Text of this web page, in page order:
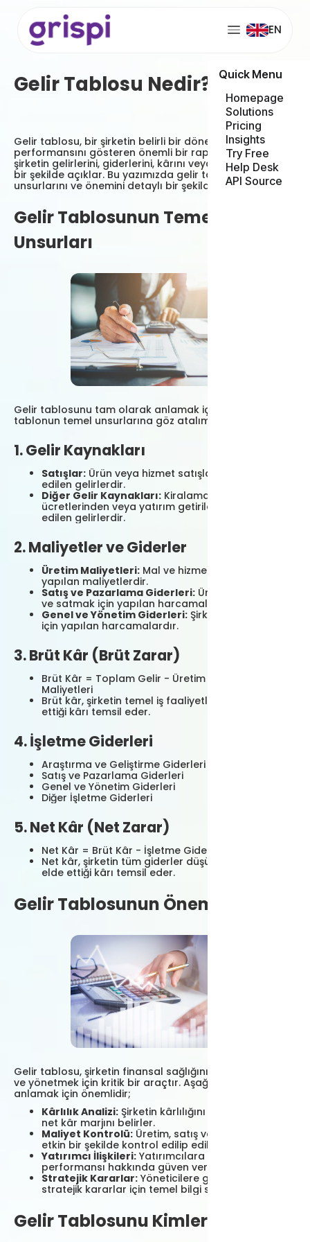
EN
Quick Menu
Homepage
Solutions
Pricing
Insights
Try Free
Help Desk
API Source
Gelir Tablosu Nedir?
Gelir tablosu, bir şirketin belirli bir dönemdeki finansal
performansını gösteren önemli bir rapordur. Bu tablo
şirketin gelirlerini, giderlerini, kârını veya zararını ayrıntılı
bir şekilde açıklar. Bu yazımızda gelir tablosunun temel
unsurlarını ve önemini detaylı bir şekilde inceleyeceğiz.
Gelir Tablosunun Temel
Unsurları
Gelir tablosunu tam olarak anlamak için ilk önce
tablonun temel unsurlarına göz atalım.
1. Gelir Kaynakları
Satışlar: Ürün veya hizmet satışlarından elde
edilen gelirlerdir.
Diğer Gelir Kaynakları: Kiralamadan, lisans
ücretlerinden veya yatırım getirilerinden elde
edilen gelirlerdir.
2. Maliyetler ve Giderler
Üretim Maliyetleri: Mal ve hizmet üretimi için
yapılan maliyetlerdir.
Satış ve Pazarlama Giderleri: Ürünleri tanıtmak
ve satmak için yapılan harcamalardır.
Genel ve Yönetim Giderleri: Şirketin genel işleyişi
için yapılan harcamalardır.
3. Brüt Kâr (Brüt Zarar)
Brüt Kâr = Toplam Gelir - Üretim ve Satış
Maliyetleri
Brüt kâr, şirketin temel iş faaliyetlerinden elde
ettiği kârı temsil eder.
4. İşletme Giderleri
Araştırma ve Geliştirme Giderleri
Satış ve Pazarlama Giderleri
Genel ve Yönetim Giderleri
Diğer İşletme Giderleri
5. Net Kâr (Net Zarar)
Net Kâr = Brüt Kâr - İşletme Giderleri
Net kâr, şirketin tüm giderler düşüldükten sonra
elde ettiği kârı temsil eder.
Gelir Tablosunun Önemi
Gelir tablosu, şirketin finansal sağlığını değerlendirmek
ve yönetmek için kritik bir araçtır. Aşağıdaki durumları
anlamak için önemlidir;
Kârlılık Analizi: Şirketin kârlılığını değerlendirir ve
net kâr marjını belirler.
Maliyet Kontrolü: Üretim, satış ve genel giderlerin
etkin bir şekilde kontrol edilip edilmediğini gösterir.
Yatırımcı İlişkileri: Yatırımcılara şirketin finansal
performansı hakkında güven verir.
Stratejik Kararlar: Yöneticilere gelecekteki
stratejik kararlar için temel bilgi sağlar.
Gelir Tablosunu Kimler Kullanır?